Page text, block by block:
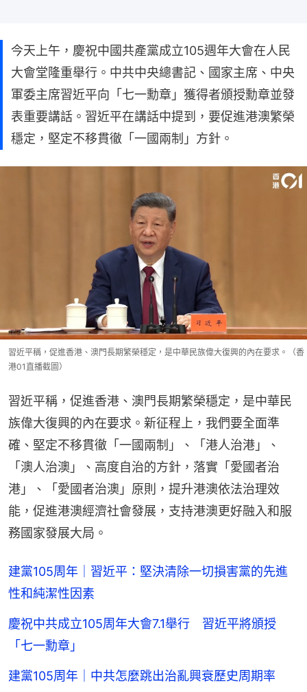
今天上午，慶祝中國共產黨成立105週年大會在人民
大會堂隆重舉行。中共中央總書記、國家主席、中央
軍委主席習近平向「七一勳章」獲得者頒授勳章並發
表重要講話。習近平在講話中提到，要促進港澳繁榮
穩定，堅定不移貫徹「一國兩制」方針。
習近平稱，促進香港、澳門長期繁榮穩定，是中華民族偉大復興的內在要求。（香
港01直播截圖）
習近平稱，促進香港、澳門長期繁榮穩定，是中華民
族偉大復興的內在要求。新征程上，我們要全面準
確、堅定不移貫徹「一國兩制」、「港人治港」、
「澳人治澳」、高度自治的方針，落實「愛國者治
港」、「愛國者治澳」原則，提升港澳依法治理效
能，促進港澳經濟社會發展，支持港澳更好融入和服
務國家發展大局。
建黨105周年｜習近平：堅決清除一切損害黨的先進
性和純潔性因素
慶祝中共成立105周年大會7.1舉行 習近平將頒授
「七一勳章」
建黨105周年｜中共怎麼跳出治亂興衰歷史周期率